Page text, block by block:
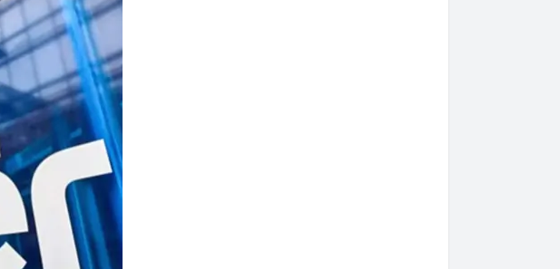
sau kỳ
USD
nhật
quy